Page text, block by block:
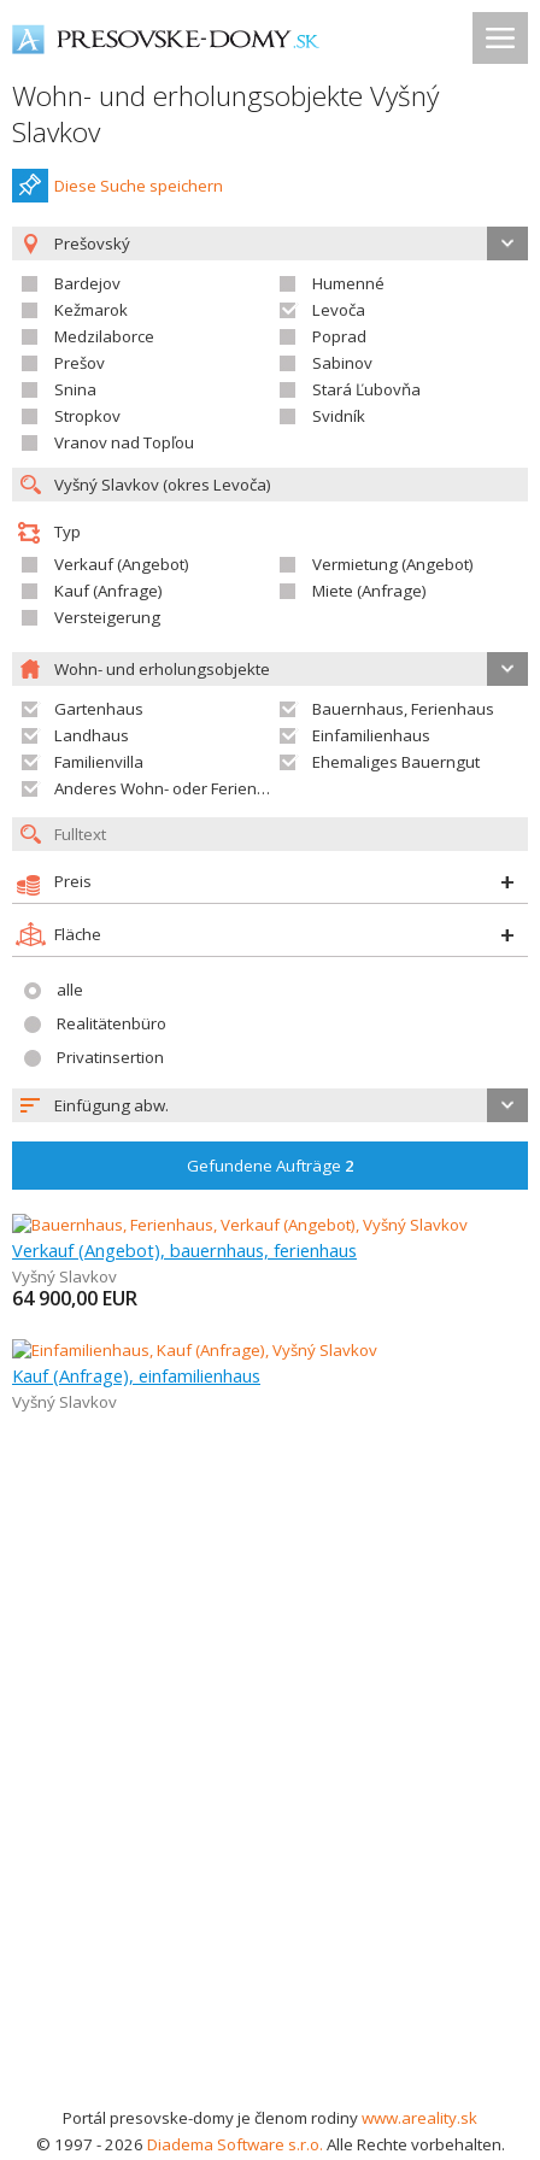
Wohn- und erholungsobjekte Vyšný
Slavkov
Diese Suche speichern
Prešovský
Bardejov
Humenné
Kežmarok
Levoča
Medzilaborce
Poprad
Prešov
Sabinov
Snina
Stará Ľubovňa
Stropkov
Svidník
Vranov nad Topľou
Typ
Verkauf (Angebot)
Vermietung (Angebot)
Kauf (Anfrage)
Miete (Anfrage)
Versteigerung
Wohn- und erholungsobjekte
Gartenhaus
Bauernhaus, Ferienhaus
Landhaus
Einfamilienhaus
Familienvilla
Ehemaliges Bauerngut
Anderes Wohn- oder Ferienobjekt
Preis
Fläche
alle
Realitätenbüro
Privatinsertion
Einfügung abw.
Gefundene Aufträge 2
Verkauf (Angebot), bauernhaus, ferienhaus
Vyšný Slavkov
64 900,00 EUR
Kauf (Anfrage), einfamilienhaus
Vyšný Slavkov
Portál presovske-domy je členom rodinywww.areality.sk
© 1997 - 2026 Diadema Software s.r.o. Alle Rechte vorbehalten.